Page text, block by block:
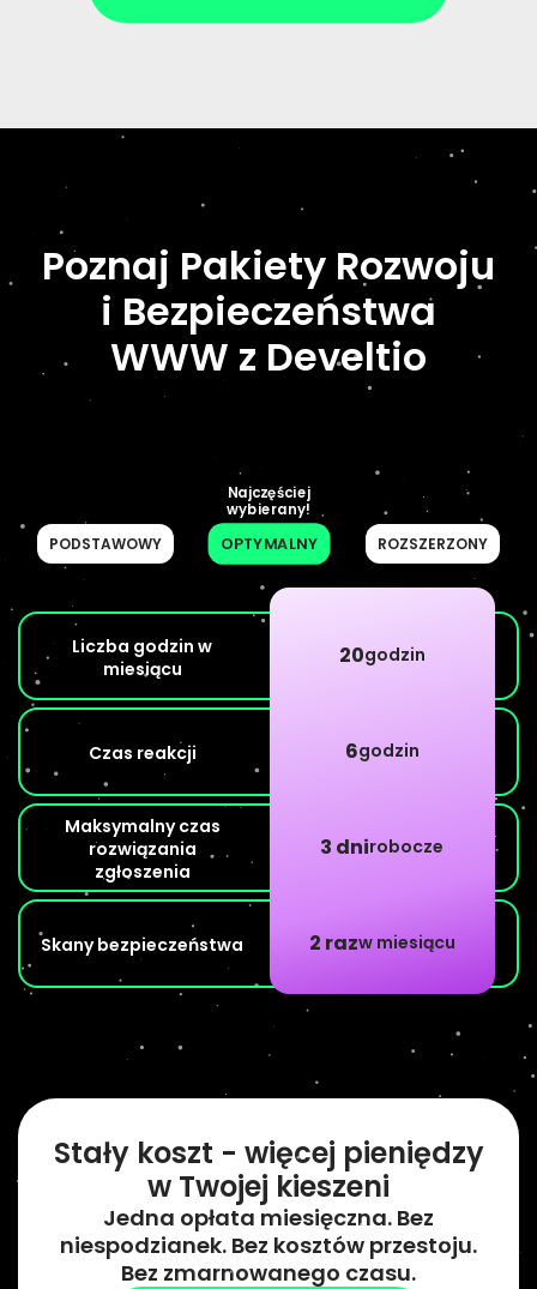
Poznaj Pakiety Rozwoju
i Bezpieczeństwa
WWW z Develtio
PODSTAWOWY
Najczęściej
wybierany!
OPTYMALNY ROZSZERZONY
Liczba godzin w
miesiącu
Czas reakcji
Maksymalny czas
rozwiązania
zgłoszenia
Skany bezpieczeństwa
20godzin
6godzin
3 dnirobocze
2 razw miesiącu
Stały koszt - więcej pieniędzy
w Twojej kieszeni
Jedna opłata miesięczna. Bez
niespodzianek. Bez kosztów przestoju.
Bez zmarnowanego czasu.